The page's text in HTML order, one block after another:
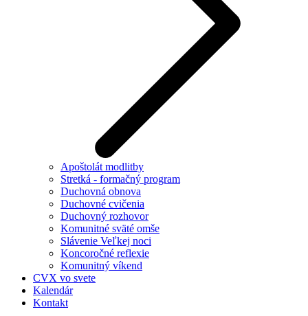
Apoštolát modlitby
Stretká - formačný program
Duchovná obnova
Duchovné cvičenia
Duchovný rozhovor
Komunitné sväté omše
Slávenie Veľkej noci
Koncoročné reflexie
Komunitný víkend
CVX vo svete
Kalendár
Kontakt